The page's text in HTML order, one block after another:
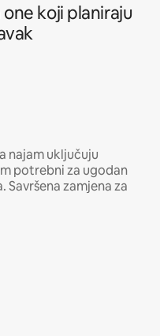
koji planiraju
najam uključuju
potrebni za ugodan
Savršena zamjena za